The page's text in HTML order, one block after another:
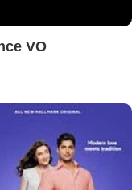
VO